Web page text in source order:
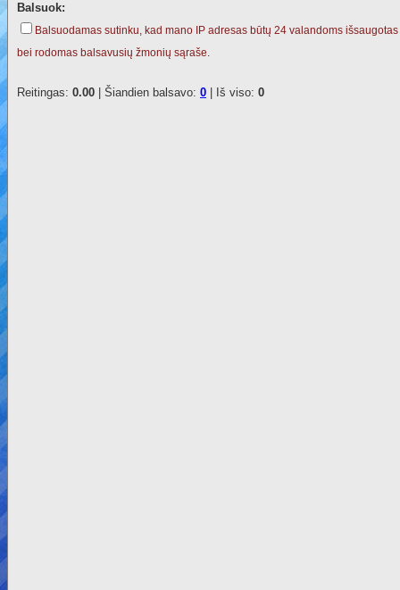
Balsuok:
Balsuodamas sutinku, kad mano IP adresas būtų 24 valandoms išsaugotas
bei rodomas balsavusių žmonių sąraše.
Reitingas: 0.00 | Šiandien balsavo: 0 | Iš viso: 0